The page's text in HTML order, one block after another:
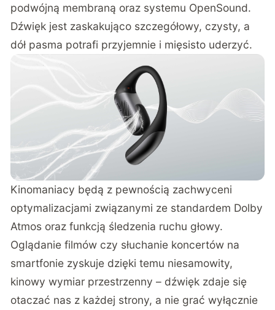
podwójną membraną oraz systemu OpenSound.
Dźwięk jest zaskakująco szczegółowy, czysty, a
dół pasma potrafi przyjemnie i mięsisto uderzyć.
Kinomaniacy będą z pewnością zachwyceni
optymalizacjami związanymi ze standardem Dolby
Atmos oraz funkcją śledzenia ruchu głowy.
Oglądanie filmów czy słuchanie koncertów na
smartfonie zyskuje dzięki temu niesamowity,
kinowy wymiar przestrzenny – dźwięk zdaje się
otaczać nas z każdej strony, a nie grać wyłącznie